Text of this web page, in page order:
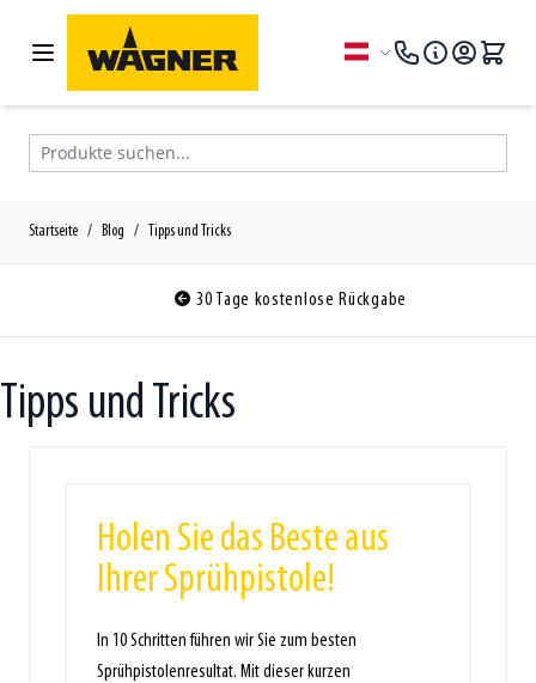
Zum Inhalt springen
Sprache
Produkte suchen...
Startseite / Blog / Tipps und Tricks
30 Tage kostenlose Rückgabe
Tipps und Tricks
Holen Sie das Beste aus
Ihrer Sprühpistole!
In 10 Schritten führen wir Sie zum besten
Sprühpistolenresultat. Mit dieser kurzen